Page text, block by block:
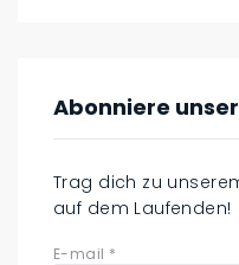
Abonniere
Trag dich zu
auf dem Laufenden!
E-mail *